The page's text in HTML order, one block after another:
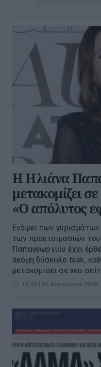
Η Ηλιάνα
μετακομίζει
«Ο απόλυτος
Ενόψει των
των προετοιμασιών
Παπαγεωργίου έχει
ακόμη δύσκολο task,
μετακομίσει σε νέο
15:45 | 01 Αυγούστου 2026